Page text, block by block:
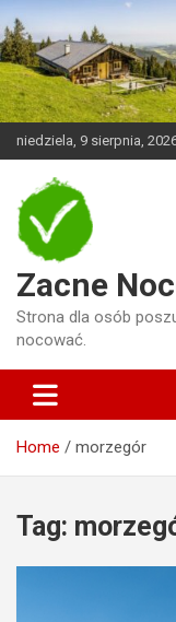
Skip
to
content
niedziela, 9 sierpnia,
Zacne
Strona dla osób
nocować.
Home morzegór
Tag: